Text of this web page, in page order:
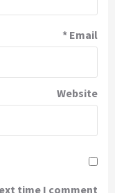
Email
*
Website
time I comment.